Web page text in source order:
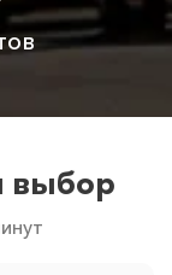
вам сообщит
выбор